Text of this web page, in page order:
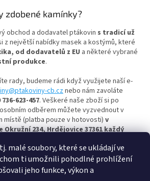
malé soubory, které se ukládají ve
ti umožnili pohodlné prohlížení
jeho funkce, výkon a
y
ý
p
i
s
zdobené kamínky?
obchod a dodavatel ptákovin s tradicí už
z největší nabídky masek a kostýmů, které
od dodavatelů z EU a některé vybrané
produkce.
rady, budeme rádi když využijete naší e-
cb.cznebo nám zavoláte
623-457. Veškeré naše zboží si po
odběrem můžete vyzvednout v
místě (platba pouze v hotovosti) v
234, Hrdějovice 37361 každý
kdo se umí celý život smát a radovat,
vašich představ a bavte se s námi.
výběr najdete u nás – a vše